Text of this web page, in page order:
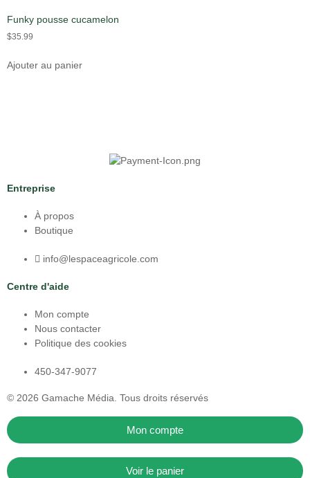
Funky pousse cucamelon
$35.99
Ajouter au panier
Entreprise
À propos
Boutique
info@lespaceagricole.com
Centre d'aide
Mon compte
Nous contacter
Politique des cookies
450-347-9077
© 2026 Gamache Média. Tous droits réservés
Mon compte
Voir le panier